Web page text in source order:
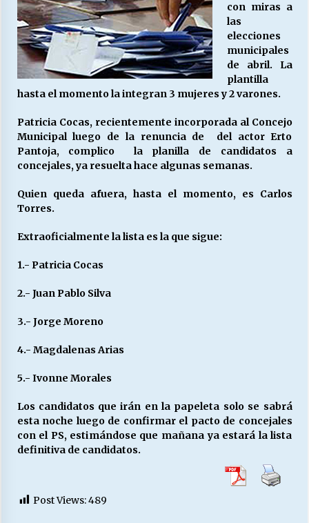
Escuela hospitalaria El Carmen de Maipu.
25/06/2026
¿Qué habrían dicho?
23/06/2026
VOLVER A SER ALTERNATIVA
16/06/2026
MUNICIPALIDADES, HONORARIOS, DESPIDOS
Releyendo la Rerum Novarum a 135 años. “La
16/05/2026
S.O.S. a los ricos, Save Our Souls (Salvar
30/04/2026
18/04/2026
Chile y sus segmentos de la riqueza
con miras a
las
elecciones
municipales
de abril. La
plantilla
hasta el momento la integran 3 mujeres y 2 varones.
Patricia Cocas, recientemente incorporada al Concejo
Municipal luego de la renuncia de del actor Erto
Pantoja, complico la planilla de candidatos a
concejales, ya resuelta hace algunas semanas.
Quien queda afuera, hasta el momento, es Carlos
Torres.
Extraoficialmente la lista es la que sigue:
1.- Patricia Cocas
2.- Juan Pablo Silva
3.- Jorge Moreno
4.- Magdalenas Arias
5.- Ivonne Morales
Los candidatos que irán en la papeleta solo se sabrá
esta noche luego de confirmar el pacto de concejales
con el PS, estimándose que mañana ya estará la lista
definitiva de candidatos.
Post Views:489